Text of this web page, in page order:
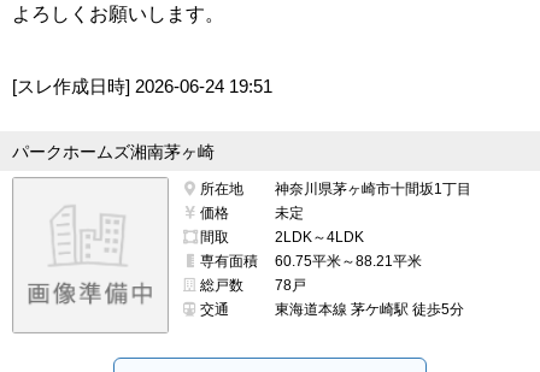
よろしくお願いします。
[スレ作成日時] 2026-06-24 19:51
パークホームズ湘南茅ヶ崎
所在地
神奈川県茅ヶ崎市十間坂1丁目
価格
未定
間取
2LDK～4LDK
専有面積
60.75平米～88.21平米
総戸数
78戸
交通
東海道本線 茅ケ崎駅 徒歩5分